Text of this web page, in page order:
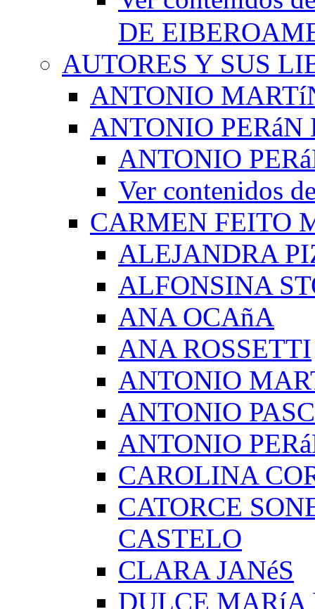
DE
AUTORES Y SUS
ANTONIO
ANTONIO PERáN
ANTONIO
Ver contenidos
CARMEN FEITO
ALEJANDRA
ALFONSINA
ANA OCAñA
ANA ROSSETTI
ANTONIO
ANTONIO
ANTONIO
CAROLINA
CATORCE
CASTELO
CLARA JANéS
DULCE MARíA